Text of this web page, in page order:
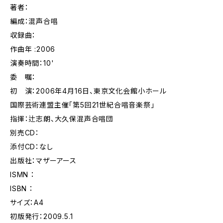
著者：
編成：混声合唱
収録曲：
作曲年 :2006
演奏時間：10'
委 嘱：
初 演：2006年4月16日、東京文化会館小ホール
国際芸術連盟主催「第5回21世紀合唱音楽祭」
指揮：辻志朗、大久保混声合唱団
別売CD：
添付CD：なし
出版社：マザーアース
ISMN ：
ISBN ：
サイズ：A4
初版発行：2009.5.1